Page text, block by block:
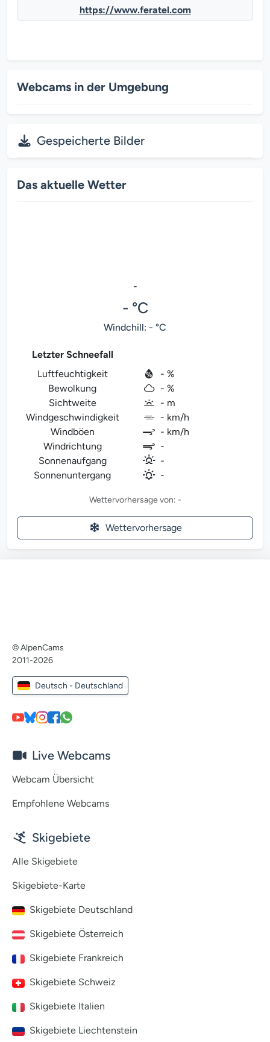
https://www.feratel.com
Webcams in der Umgebung
Gespeicherte Bilder
Das aktuelle Wetter
-
- °C
Windchill: - °C
Letzter Schneefall
Luftfeuchtigkeit
- %
Bewolkung
- %
Sichtweite
- m
Windgeschwindigkeit
- km/h
Windböen
- km/h
Windrichtung
-
Sonnenaufgang
-
Sonnenuntergang
-
Wettervorhersage von: -
Wettervorhersage
© AlpenCams
2011-2026
Deutsch - Deutschland
Live Webcams
Webcam Übersicht
Empfohlene Webcams
Skigebiete
Alle Skigebiete
Skigebiete-Karte
Skigebiete Deutschland
Skigebiete Österreich
Skigebiete Frankreich
Skigebiete Schweiz
Skigebiete Italien
Skigebiete Liechtenstein